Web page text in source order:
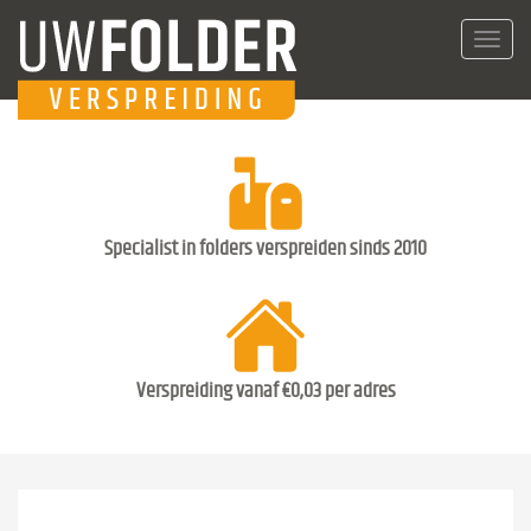
Specialist in folders verspreiden sinds 2010
Verspreiding vanaf €0,03 per adres